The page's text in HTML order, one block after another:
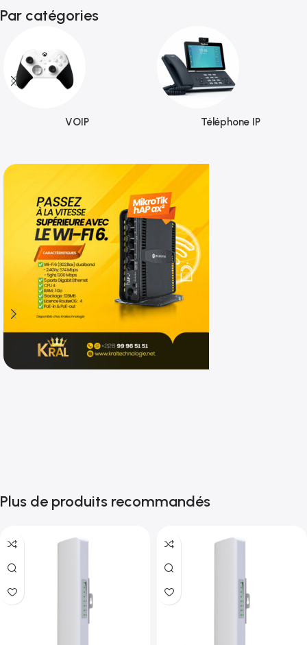
Par catégories
VOIP Téléphone IP
Plus de produits recommandés